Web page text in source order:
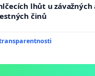
lhůt u závažných
činů